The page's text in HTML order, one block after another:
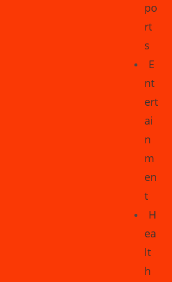
po
rt
s
E
nt
ert
ai
n
m
en
t
H
ea
lt
h